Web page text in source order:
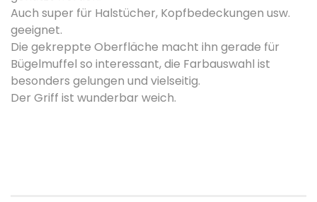
Auch super für Halstücher, Kopfbedeckungen usw.
geeignet.
Die gekreppte Oberfläche macht ihn gerade für
Bügelmuffel so interessant, die Farbauswahl ist
besonders gelungen und vielseitig.
Der Griff ist wunderbar weich.